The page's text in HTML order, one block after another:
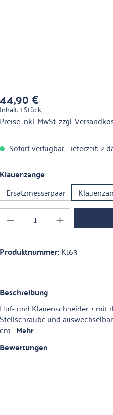
Regulärer Preis:
44,90 €
Inhalt:1 Stück
Preise inkl. MwSt. zzgl.
Sofort verfügbar, Lieferzeit: 2
Klauenzange
Ersatzmesserpaar
Produkt Anzahl: Gib
Produktnummer:K163
Beschreibung
Huf- und Klauenschneider • mit
Stellschraube und
cm…Mehr
Bewertungen